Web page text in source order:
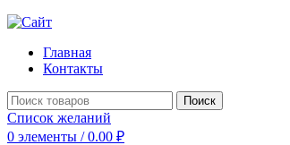
Главная
Контакты
Поиск
Список желаний
0 элементы / 0.00 ₽